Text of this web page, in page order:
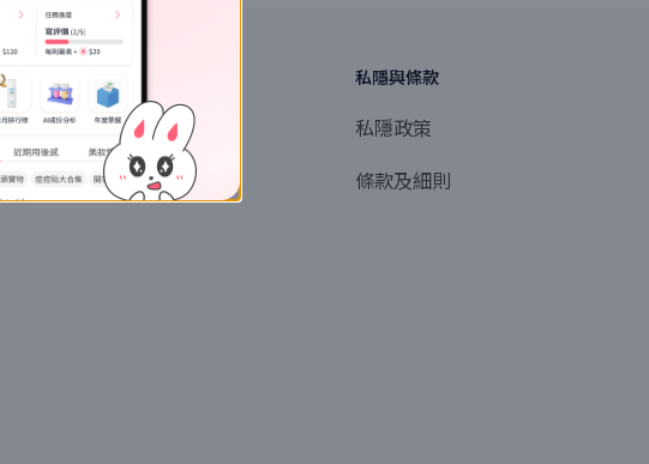
探索
商業或媒體聯絡
產品提名
私隱與條款
私隱政策
條款及細則